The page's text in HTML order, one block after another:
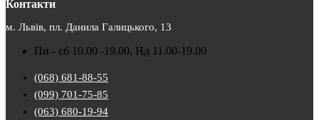
Контакти
м. Львів, пл. Данила Галицького, 13
Пн - сб 10.00 -19.00, Нд 11.00-19.00
(068) 681-88-55
(099) 701-75-85
(063) 680-19-94